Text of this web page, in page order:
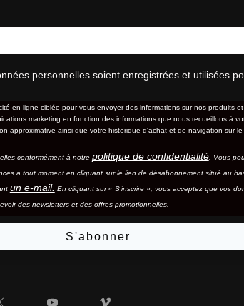
personnelles soient enregistrées et utilisées
en ligne ciblée pour vous envoyer des informations sur nos produits
marketing en fonction des informations que nous recueillons à
approximative ainsi que votre historique d'achat et de navigation sur le
conformément à notre politique de confidentialité. Vous
à tout moment en cliquant sur le lien de désabonnement situé au
un e-mail. En cliquant sur « S'inscrire », vous acceptez que vos
des newsletters et des offres promotionnelles.
S'abonner
YouTube